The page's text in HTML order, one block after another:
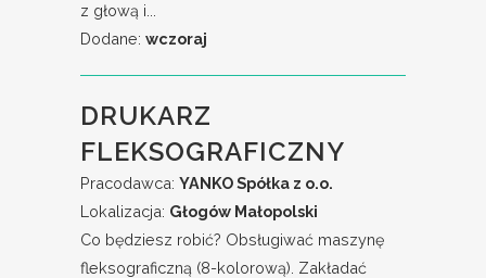
z głową i...
Dodane: wczoraj
DRUKARZ
FLEKSOGRAFICZNY
Pracodawca: YANKO Spółka z o.o.
Lokalizacja: Głogów Małopolski
Co będziesz robić? Obsługiwać maszynę
fleksograficzną (8-kolorową). Zakładać